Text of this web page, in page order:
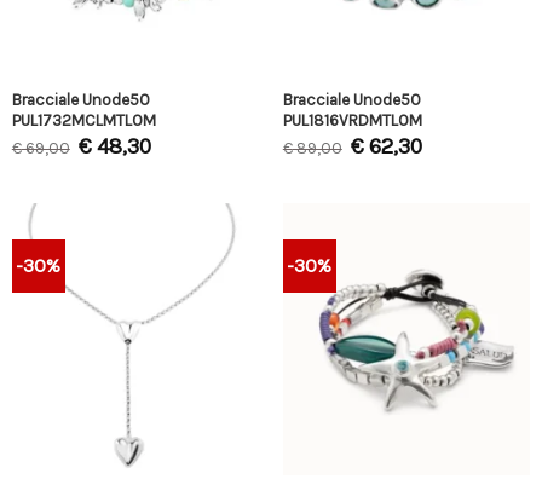
Bracciale Unode50
PUL1732MCLMTL0M
€69,00 €48,30
Bracciale Unode50
PUL1816VRDMTL0M
€89,00 €62,30
-30% -30%